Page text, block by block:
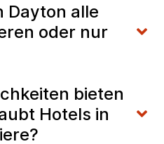
Dayton alle
oder nur
bieten
Hotels in